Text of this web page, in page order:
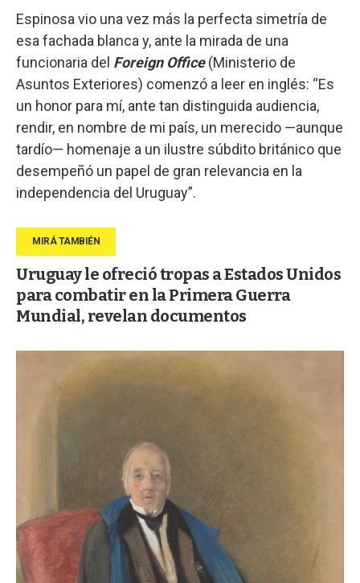
Espinosa vio una vez más la perfecta simetría de
esa fachada blanca y, ante la mirada de una
funcionaria del Foreign Office(Ministerio de
Asuntos Exteriores) comenzó a leer en inglés: “Es
un honor para mí, ante tan distinguida audiencia,
rendir, en nombre de mi país, un merecido —aunque
tardío— homenaje a un ilustre súbdito británico que
desempeñó un papel de gran relevancia en la
independencia del Uruguay”.
Uruguay le ofreció tropas a Estados Unidos
para combatir en la Primera Guerra
Mundial, revelan documentos